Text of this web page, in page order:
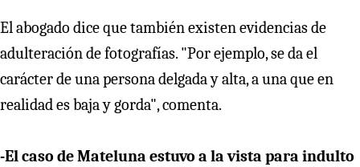
El abogado dice que también existen evidencias de
adulteración de fotografías. "Por ejemplo, se da el
carácter de una persona delgada y alta, a una que en
realidad es baja y gorda", comenta.
-El caso de Mateluna estuvo a la vista para indulto